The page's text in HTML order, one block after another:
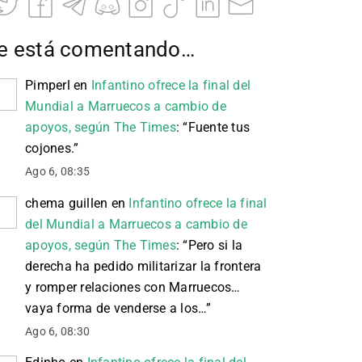
está comentando…
Pimperl en Infantino ofrece la final del
Mundial a Marruecos a cambio de
apoyos, según The Times: “Fuente tus
cojones.”
Ago 6, 08:35
chema guillen en Infantino ofrece la final
del Mundial a Marruecos a cambio de
apoyos, según The Times: “Pero si la
derecha ha pedido militarizar la frontera
y romper relaciones con Marruecos…
vaya forma de venderse a los…”
Ago 6, 08:30